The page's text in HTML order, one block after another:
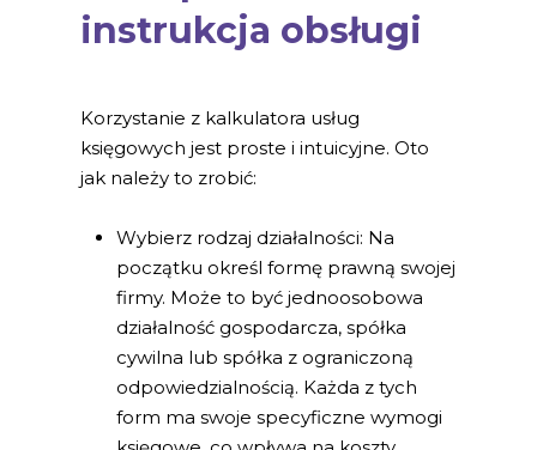
instrukcja obsługi
Korzystanie z kalkulatora usług
księgowych jest proste i intuicyjne. Oto
jak należy to zrobić:
Wybierz rodzaj działalności: Na
początku określ formę prawną swojej
firmy. Może to być jednoosobowa
działalność gospodarcza, spółka
cywilna lub spółka z ograniczoną
odpowiedzialnością. Każda z tych
form ma swoje specyficzne wymogi